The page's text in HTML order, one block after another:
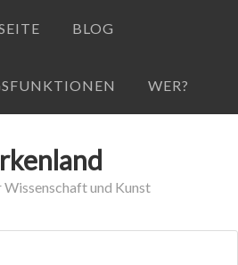
BLOG
WER?
und Kunst